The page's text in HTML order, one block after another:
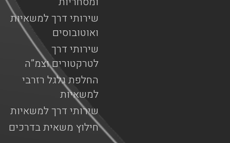
שירותי דרך למשאיות
ואוטובוסים
שירותי דרך
לטרקטורים וצמ”ה
החלפת גלגל רזרבי
למשאיות
שירותי דרך למשאיות
חילוץ משאית בדרכים